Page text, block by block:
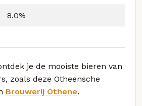
8.0%
je de mooiste bieren van
zoals deze Otheensche
Brouwerij Othene.